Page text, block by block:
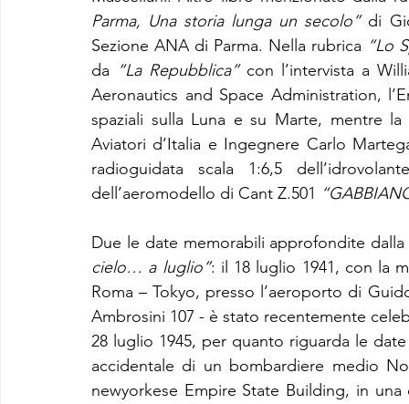
Parma, Una storia lunga un secolo” di
Sezione ANA di Parma. Nella rubrica “Lo
da “La Repubblica” con l’intervista a
Aeronautics and Space Administration,
spaziali sulla Luna e su Marte, mentre
Aviatori d’Italia e Ingegnere Carlo
radioguidata scala 1:6,5
dell’aeromodello di Cant Z.501
Due le date memorabili approfondite
cielo… a luglio”: il 18 luglio 1941, con la
Roma – Tokyo, presso l’aeroporto di
Ambrosini 107 - è stato recentemente
28 luglio 1945, per quanto riguarda le
accidentale di un bombardiere medio
newyorkese Empire State Building, in